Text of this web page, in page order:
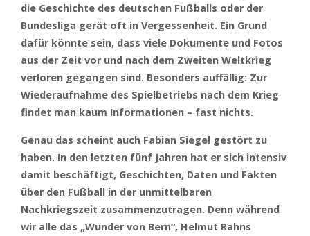
die Geschichte des deutschen Fußballs oder der
Bundesliga gerät oft in Vergessenheit. Ein Grund
dafür könnte sein, dass viele Dokumente und Fotos
aus der Zeit vor und nach dem Zweiten Weltkrieg
verloren gegangen sind. Besonders auffällig: Zur
Wiederaufnahme des Spielbetriebs nach dem Krieg
findet man kaum Informationen – fast nichts.
Genau das scheint auch Fabian Siegel gestört zu
haben. In den letzten fünf Jahren hat er sich intensiv
damit beschäftigt, Geschichten, Daten und Fakten
über den Fußball in der unmittelbaren
Nachkriegszeit zusammenzutragen. Denn während
wir alle das „Wunder von Bern“, Helmut Rahns